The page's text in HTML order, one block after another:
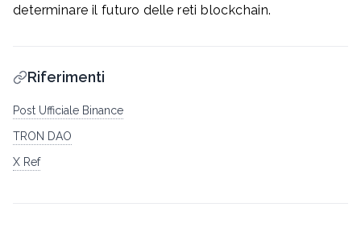
determinare il futuro delle reti blockchain.
Riferimenti
Post Ufficiale Binance
TRON DAO
X Ref